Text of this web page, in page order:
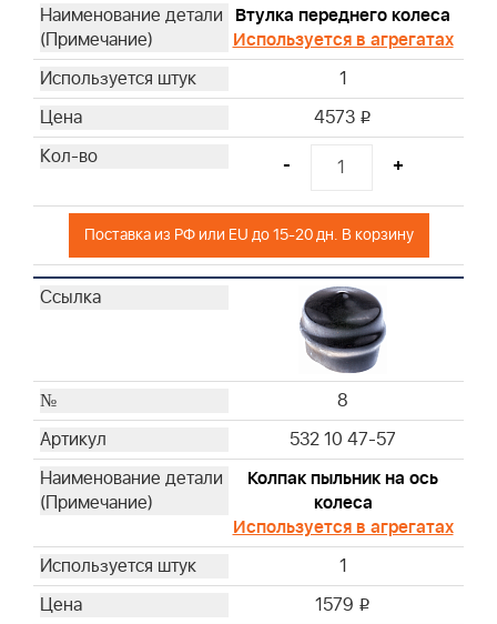
Втулка переднего колеса
Используется в агрегатах
1
4573 i
- +
Поставка из РФ или EU до 15-20 дн. В корзину
8
532 10 47-57
Колпак пыльник на ось
колеса
Используется в агрегатах
1
1579 i